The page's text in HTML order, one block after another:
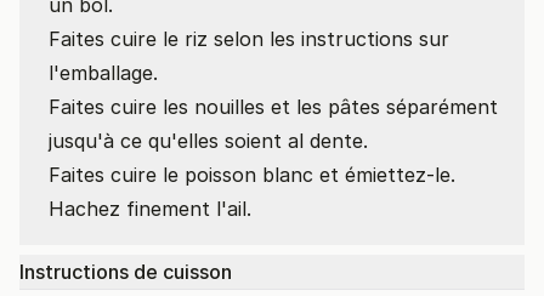
un bol.
Faites cuire le riz selon les instructions sur
l'emballage.
Faites cuire les nouilles et les pâtes séparément
jusqu'à ce qu'elles soient al dente.
Faites cuire le poisson blanc et émiettez-le.
Hachez finement l'ail.
Instructions de cuisson